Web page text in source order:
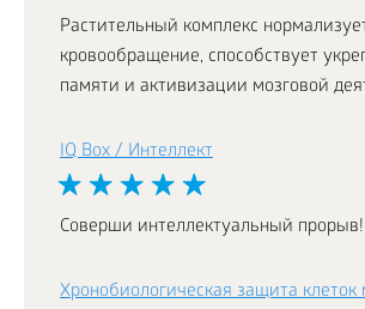
Растительный комплекс
кровообращение, способствует
памяти и активизации мозговой
IQ Box / Интеллект
Соверши интеллектуальный прорыв!
Хронобиологическая защита клеток